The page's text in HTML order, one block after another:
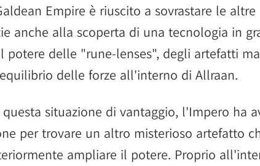
Empire è riuscito a sovrastare le altre
anche alla scoperta di una tecnologia in
potere delle "rune-lenses", degli artefatti
delle forze all'interno di Allraan.
questa situazione di vantaggio, l'Impero ha
per trovare un altro misterioso artefatto
ampliare il potere. Proprio